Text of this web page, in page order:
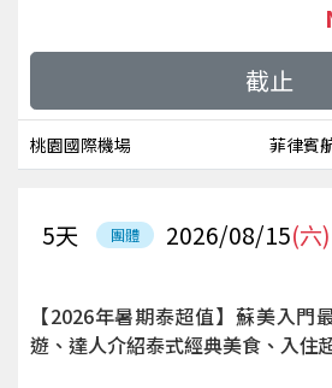
桃園國際機場 菲律賓
截止
團體 2026/08/15(六)
5天
【2026年暑期泰超值】蘇美入門
遊、達人介紹泰式經典美食、入住